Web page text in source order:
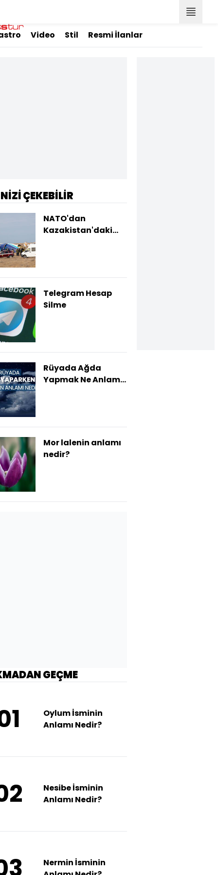
Video Stil Resmi İlanlar
ÇEKEBİLİR
NATO'dan
Kazakistan'daki
Telegram Hesap
Silme
Rüyada Ağda
Yapmak Ne Anlama
Mor lalenin anlamı
nedir?
GEÇME
Oylum İsminin
Anlamı Nedir?
Nesibe İsminin
Anlamı Nedir?
Nermin İsminin